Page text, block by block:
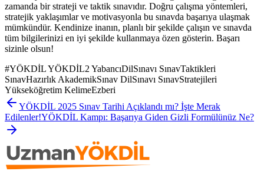
zamanda bir strateji ve taktik sınavıdır. Doğru çalışma yöntemleri,
stratejik yaklaşımlar ve motivasyonla bu sınavda başarıya ulaşmak
mümkündür. Kendinize inanın, planlı bir şekilde çalışın ve sınavda
tüm bilgilerinizi en iyi şekilde kullanmaya özen gösterin. Başarı
sizinle olsun!
#YÖKDİL YÖKDİL2 YabancıDilSınavı SınavTaktikleri
SınavHazırlık AkademikSınav DilSınavı SınavStratejileri
Yükseköğretim KelimeEzberi
YÖKDİL 2025 Sınav Tarihi Açıklandı mı? İşte Merak
Edilenler!YÖKDİL Kampı: Başarıya Giden Gizli Formülünüz Ne?